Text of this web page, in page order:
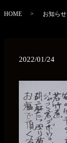
HOME お知らせ
2022/01/24